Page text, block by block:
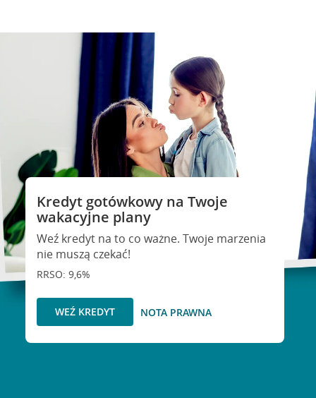
Kredyt gotówkowy na Twoje
wakacyjne plany
Weź kredyt na to co ważne. Twoje marzenia
nie muszą czekać!
RRSO: 9,6%
WEŹ KREDYT NOTA PRAWNA